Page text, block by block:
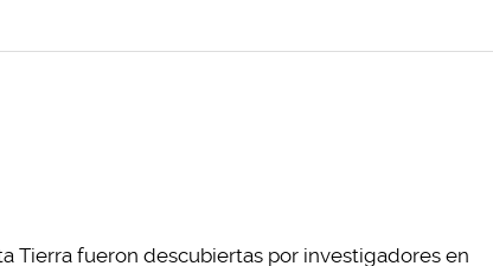
Tierra fueron descubiertas por investigadores en